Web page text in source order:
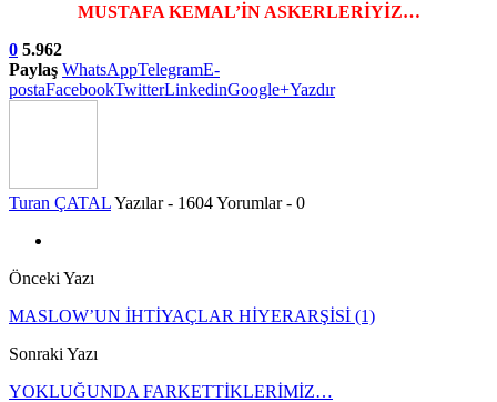
MUSTAFA KEMAL’İN ASKERLERİYİZ…
0 5.962
Paylaş WhatsAppTelegramE-
postaFacebookTwitterLinkedinGoogle+Yazdır
Turan ÇATALYazılar - 1604Yorumlar - 0
Önceki Yazı
MASLOW’UN İHTİYAÇLAR HİYERARŞİSİ (1)
Sonraki Yazı
YOKLUĞUNDA FARKETTİKLERİMİZ…